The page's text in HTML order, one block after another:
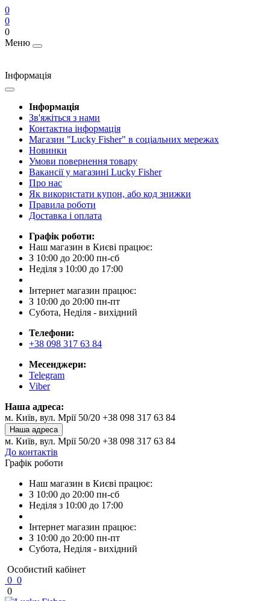
0
0
0
Меню
Інформація
Інформація
Зв'яжіться з нами
Контактна інформація
Магазин "Lucky Fisher" в соціальних мережах
Новинки
Умови повернення товару
Вакансії у магазині Lucky Fisher
Про нас
Як використати купон, або код знижки
Правила роботи
Доставка і оплата
Графік роботи:
Наш магазин в Києві працює:
З 10:00 до 20:00 пн-сб
Неділя з 10:00 до 17:00
Інтернет магазин працює:
З 10:00 до 20:00 пн-пт
Субота, Неділя - вихідний
Телефони:
+38 098 317 63 84
Месенджери:
Telegram
Viber
Наша адреса:
м. Київ, вул. Мрії 50/20 +38 098 317 63 84
Наша адреса
м. Київ, вул. Мрії 50/20 +38 098 317 63 84
До контактів
Графік роботи
Наш магазин в Києві працює:
З 10:00 до 20:00 пн-сб
Неділя з 10:00 до 17:00
Інтернет магазин працює:
З 10:00 до 20:00 пн-пт
Субота, Неділя - вихідний
Особистий кабінет
0 0
0